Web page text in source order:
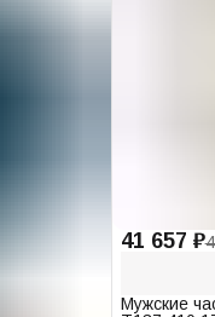
41 657 ₽
Мужские